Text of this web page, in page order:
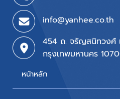
info@yanhee.co.th
454 ถ. จรัญสนิทวงศ์
กรุงเทพมหานคร
หน้าหลัก